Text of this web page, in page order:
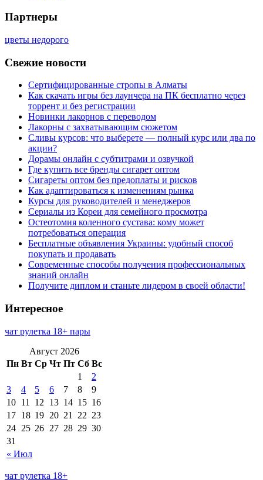
Партнеры
цветы недорого
Свежие новости
Сертифицированные стропы в Алматы
Как скачать игры без лаунчера на ПК бесплатно через
торрент и без регистрации
Новинки лакорнов с переводом
Лакорны с захватывающим сюжетом
Сливы курсов: что выберете — полный курс или два по
акции?
Дорамы онлайн с субтитрами и озвучкой
Где купить все бренды сигарет оптом
Сигареты оптом без предоплаты и рисков
Как адаптироваться к изменениям рынка
Курсы для руководителей и менеджеров
Сериалы из Кореи для семейного просмотра
Остеотомия коленного сустава: кому может
потребоваться операция
Бесплатные объявления Украины: удобный способ
покупать и продавать
Современные способы получения профессиональных
знаний онлайн
Получите диплом и станьте лидером в своей области!
Интересное
чат рулетка 18+ пары
Август 2026
Пн Вт Ср Чт Пт Сб Вс
« Июл
1
2
3
4 5 6 7 8
9
10 11 12 13 14 15 16
17 18 19 20 21 22 23
24 25 26 27 28 29 30
31
чат рулетка 18+